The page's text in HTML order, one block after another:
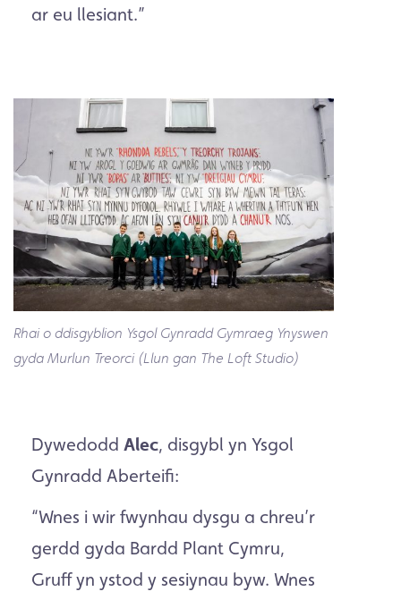
ar eu llesiant.”
Rhai o ddisgyblion Ysgol Gynradd Gymraeg Ynyswen
gyda Murlun Treorci (Llun gan The Loft Studio)
Dywedodd Alec, disgybl yn Ysgol
Gynradd Aberteifi:
“Wnes i wir fwynhau dysgu a chreu’r
gerdd gyda Bardd Plant Cymru,
Gruff yn ystod y sesiynau byw. Wnes